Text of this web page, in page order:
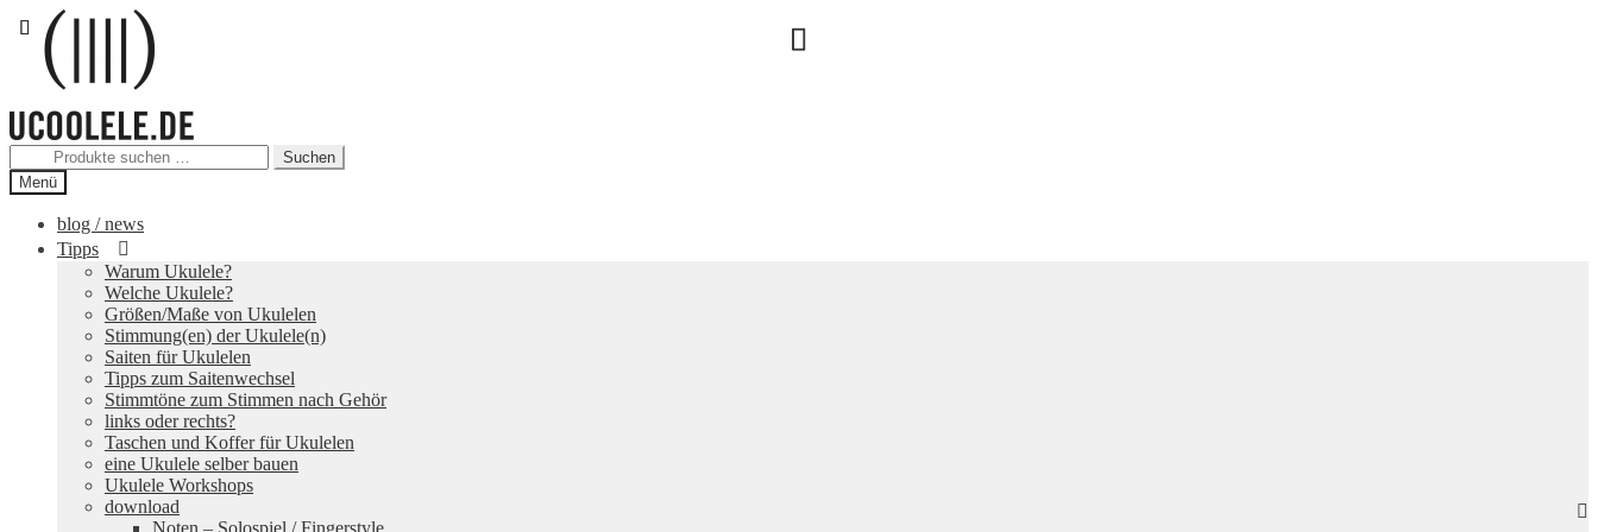
Zur
Navigation
springen
Zum
Inhalt
springen
Suchen
nach:
Suchen
Menü
blog / news
Tipps
Warum Ukulele?
Welche Ukulele?
Größen/Maße von Ukulelen
Stimmung(en) der Ukulele(n)
Saiten für Ukulelen
Tipps zum Saitenwechsel
Stimmtöne zum Stimmen nach Gehör
links oder rechts?
Taschen und Koffer für Ukulelen
eine Ukulele selber bauen
Ukulele Workshops
download
Noten – Solospiel / Fingerstyle